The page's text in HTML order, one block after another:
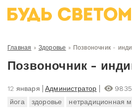
Главная » Здоровье » Позвоночник -
Позвоночник -
12 января Администратор
9835
йога
здоровье нетрадиционная